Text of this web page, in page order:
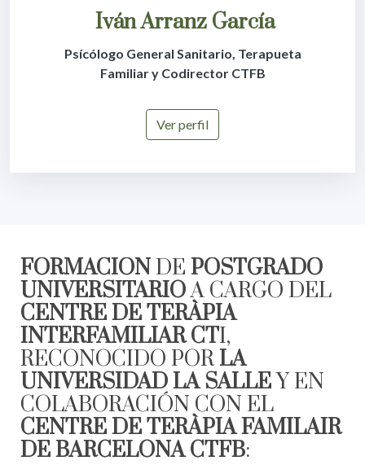
Iván Arranz García
Psícólogo General Sanitario, Terapueta
Familiar y Codirector CTFB
Ver perfil
FORMACIÓN DEPOSTGRADO
UNIVERSITARIOA CARGO DEL
CENTRE DE TERÀPIA
INTERFAMILIAR CTI,
RECONOCIDO PORLA
UNIVERSIDAD LA SALLEY EN
COLABORACIÓN CON EL
CENTRE DE TERÀPIA FAMILAIR
DE BARCELONACTFB: